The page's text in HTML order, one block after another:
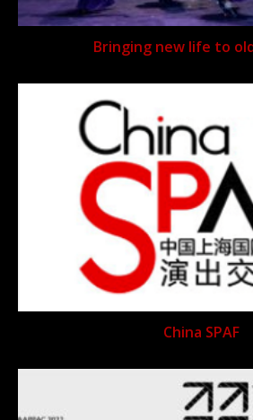
Bringing new life to
China SPAF